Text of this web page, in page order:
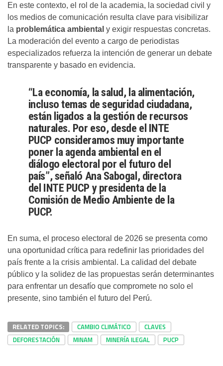
En este contexto, el rol de la academia, la sociedad civil y
los medios de comunicación resulta clave para visibilizar
la problemática ambiental y exigir respuestas concretas.
La moderación del evento a cargo de periodistas
especializados refuerza la intención de generar un debate
transparente y basado en evidencia.
“La economía, la salud, la alimentación,
incluso temas de seguridad ciudadana,
están ligados a la gestión de recursos
naturales. Por eso, desde el INTE
PUCP consideramos muy importante
poner la agenda ambiental en el
diálogo electoral por el futuro del
país”, señaló Ana Sabogal, directora
del INTE PUCP y presidenta de la
Comisión de Medio Ambiente de la
PUCP.
En suma, el proceso electoral de 2026 se presenta como
una oportunidad crítica para redefinir las prioridades del
país frente a la crisis ambiental. La calidad del debate
público y la solidez de las propuestas serán determinantes
para enfrentar un desafío que compromete no solo el
presente, sino también el futuro del Perú.
RELATED TOPICS: CAMBIO CLIMÁTICO
CLAVES
DEFORESTACIÓN
MINAM MINERÍA ILEGAL PUCP